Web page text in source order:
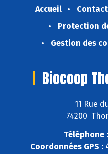
Accueil Contact
Protection
Gestion des
Biocoop
11 Rue
74200
Téléphone :
Coordonnées GPS :